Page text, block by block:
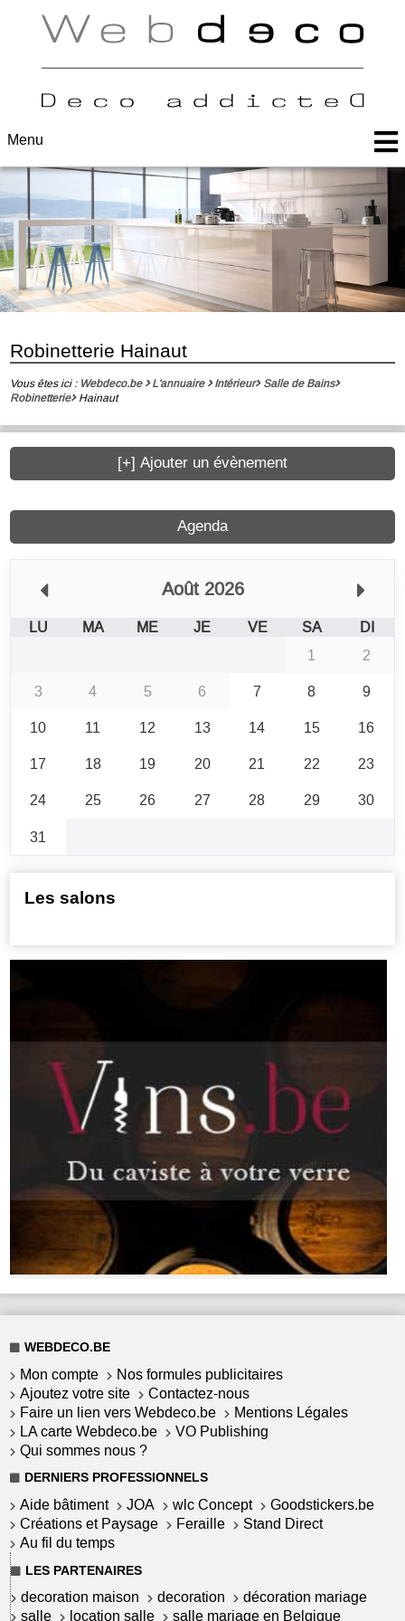
Menu
Robinetterie Hainaut
Vous êtes ici : Webdeco.be L'annuaire Intérieur
Salle de Bains
Robinetterie
Hainaut
Agenda
Août 2026
LU MA ME JE VE SA
DI
1
2
3
4 5 6 7 8
9
10
11 12 13 14 15
16
17
18 19 20 21 22
23
24
25 26 27 28 29
30
31
[+] Ajouter un évènement
Les salons
WEBDECO.BE
Mon compte
Nos formules publicitaires
Ajoutez votre site
Contactez-nous
Faire un lien vers Webdeco.be
Mentions Légales
LA carte Webdeco.be
VO Publishing
Qui sommes nous ?
DERNIERS PROFESSIONNELS
Aide bâtiment JOA wlc Concept
Goodstickers.be
Créations et Paysage
Feraille
Stand Direct
Au fil du temps
LES PARTENAIRES
decoration maison decoration
décoration mariage
salle
location salle salle mariage en Belgique